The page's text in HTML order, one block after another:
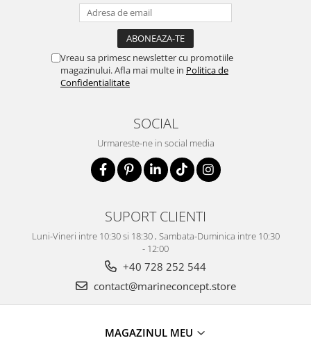
Vreau sa primesc newsletter cu promotiile
magazinului. Afla mai multe in Politica de
Confidentialitate
SOCIAL
Urmareste-ne in social media
SUPORT CLIENTI
Luni-Vineri intre 10:30 si 18:30 , Sambata-Duminica intre 10:30
- 12:00
+40 728 252 544
contact@marineconcept.store
MAGAZINUL MEU